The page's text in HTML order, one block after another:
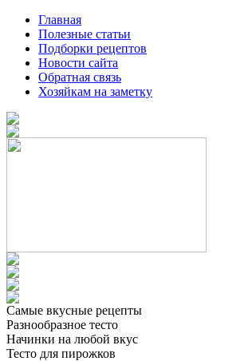
Главная
Полезные статьи
Подборки рецептов
Новости сайта
Обратная связь
Хозяйкам на заметку
Самые вкусные рецепты
Разнообразное тесто
Начинки на любой вкус
Тесто для пирожков